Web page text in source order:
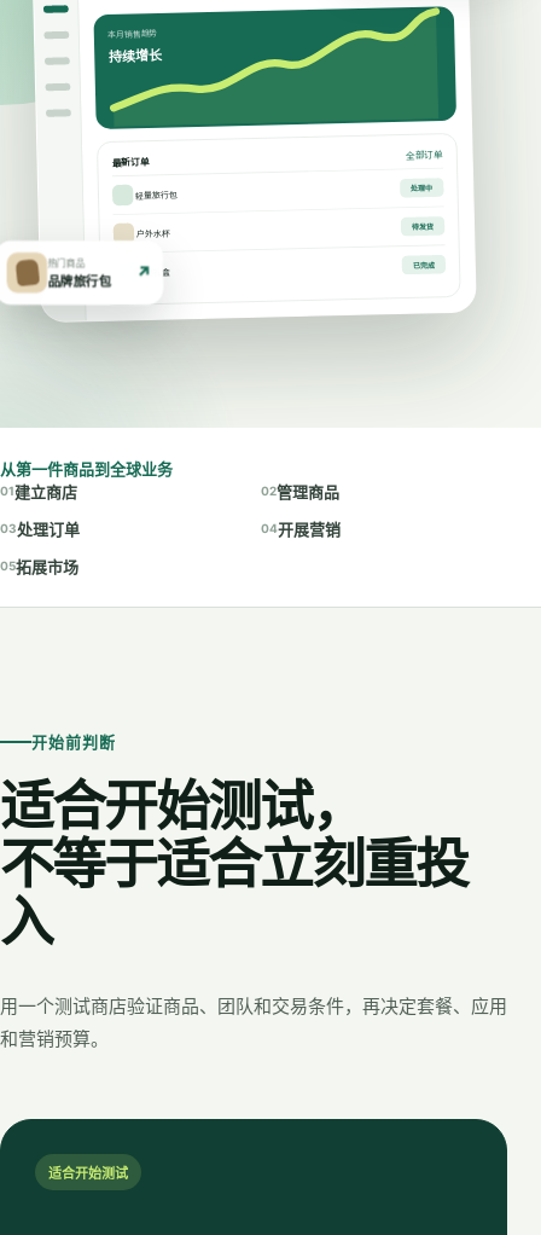
本月销售趋势
持续增长
最新订单
全部订单
轻量旅行包
处理中
户外水杯
待发货
品牌礼盒
已完成
热门商品
品牌旅行包 ↗
从第一件商品到全球业务
01建立商店 02管理商品
03处理订单 04开展营销
05拓展市场
开始前判断
适合开始测试，
不等于适合立刻重投
入
用一个测试商店验证商品、团队和交易条件，再决定套餐、应用
和营销预算。
适合开始测试